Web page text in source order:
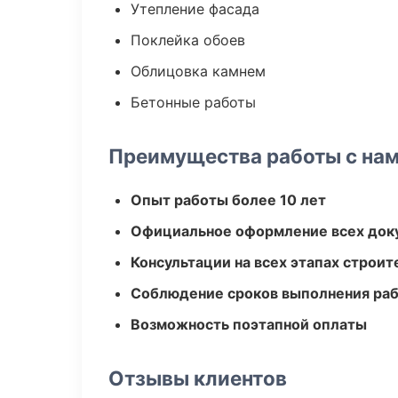
Утепление фасада
Поклейка обоев
Облицовка камнем
Бетонные работы
Преимущества работы с
Опыт работы более 10 лет
Официальное оформление всех
Консультации на всех этапах
Соблюдение сроков выполнения
Возможность поэтапной оплаты
Отзывы клиентов